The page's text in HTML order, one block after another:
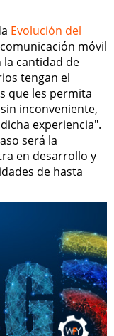
Evolución del
móvil
la cantidad de
tengan el
que les permita
inconveniente,
experiencia".
será la
en desarrollo y
de hasta